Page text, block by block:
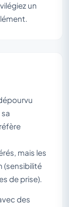
un
mais les
(sensibilité
de prise).
des